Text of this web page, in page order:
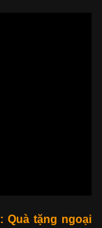
Quà tặng ngoại